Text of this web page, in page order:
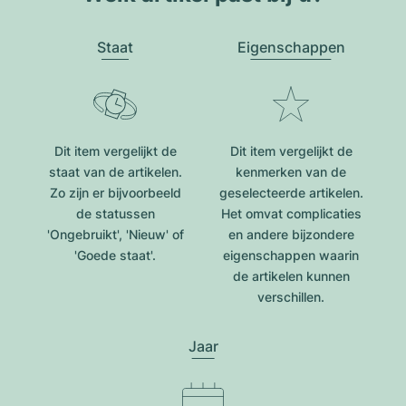
Staat
Dit item vergelijkt de
staat van de artikelen.
Zo zijn er bijvoorbeeld
de statussen
'Ongebruikt', 'Nieuw' of
'Goede staat'.
Eigenschappen
Dit item vergelijkt de
kenmerken van de
geselecteerde artikelen.
Het omvat complicaties
en andere bijzondere
eigenschappen waarin
de artikelen kunnen
verschillen.
Jaar